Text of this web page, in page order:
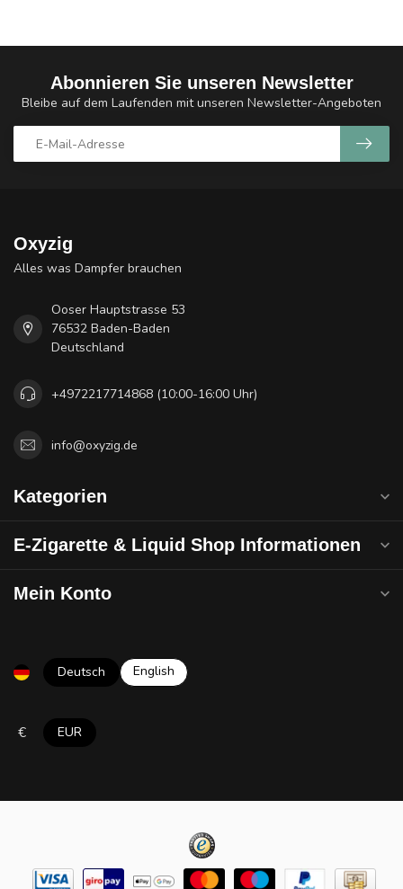
Abonnieren Sie unseren Newsletter
Bleibe auf dem Laufenden mit unseren Newsletter-Angeboten
Oxyzig
Alles was Dampfer brauchen
Ooser Hauptstrasse 53
76532 Baden-Baden
Deutschland
+4972217714868 (10:00-16:00 Uhr)
info@oxyzig.de
Kategorien
E-Zigarette & Liquid Shop Informationen
Mein Konto
Deutsch English
€ EUR